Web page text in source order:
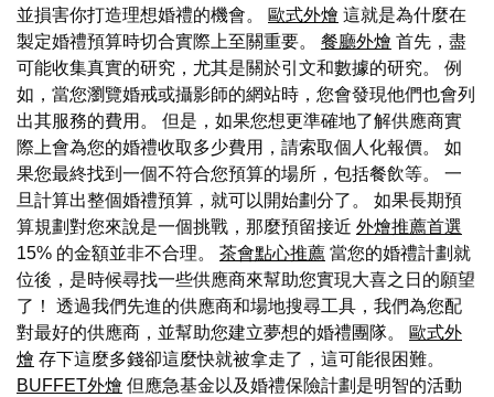
並損害你打造理想婚禮的機會。
歐式外燴 這就是為什麼在
製定婚禮預算時切合實際上至關重要。 餐廳外燴 首先，盡
可能收集真實的研究，尤其是關於引文和數據的研究。 例
如，當您瀏覽婚戒或攝影師的網站時，您會發現他們也會列
出其服務的費用。 但是，如果您想更準確地了解供應商實
際上會為您的婚禮收取多少費用，請索取個人化報價。 如
果您最終找到一個不符合您預算的場所，包括餐飲等。 一
旦計算出整個婚禮預算，就可以開始劃分了。 如果長期預
算規劃對您來說是一個挑戰，那麼預留接近 外燴推薦首選
15% 的金額並非不合理。 茶會點心推薦 當您的婚禮計劃就
位後，是時候尋找一些供應商來幫助您實現大喜之日的願望
了！ 透過我們先進的供應商和場地搜尋工具，我們為您配
對最好的供應商，並幫助您建立夢想的婚禮團隊。
歐式外
燴 存下這麼多錢卻這麼快就被拿走了，這可能很困難。
BUFFET外燴 但應急基金以及婚禮保險計劃是明智的活動